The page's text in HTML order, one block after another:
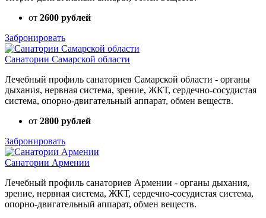
от 2600 рублей
Забронировать
Санатории Самарской области
Лечебный профиль санаториев Самарской области - органы
дыхания, нервная система, зрение, ЖКТ, сердечно-сосудистая
система, опорно-двигательный аппарат, обмен веществ.
от 2800 рублей
Забронировать
Санатории Армении
Лечебный профиль санаториев Армении - органы дыхания,
зрение, нервная система, ЖКТ, сердечно-сосудистая система,
опорно-двигательный аппарат, обмен веществ.